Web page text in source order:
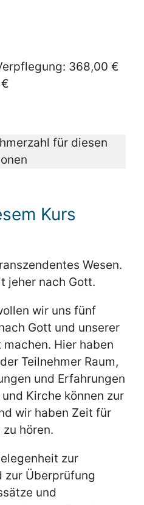
368,00 €
für diesen
Kurs
Wesen.
jeher nach Gott.
wir uns fünf
Gott und unserer
Hier haben
Teilnehmer Raum,
und Erfahrungen
Kirche können zur
wir haben Zeit für
hören.
zur
zur Überprüfung
und